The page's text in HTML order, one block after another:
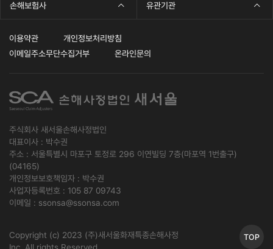
이용약관
개인정보처리방침
이메일주소무단수집거부
온라인문의
손해보험사 유관기관
주식회사 새서울손해사정법인
대표이사 : 박수권
주소 : 서울특별시 마포구 토정로 296 이연빌딩 7층(마포역 1번출구)
(04165)
개인정보보호책임자 : 박수권
사업자등록번호 : 105 87 09743
이메일 : ssonsa@ssonsa.com
Copyright (c) 2023 (주)새서울화재특종손해사정
TOP